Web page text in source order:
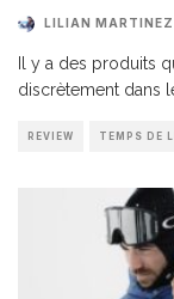
LILIAN MARTINEZ
Il y a des produits
discrètement dans
REVIEW TEMPS DE